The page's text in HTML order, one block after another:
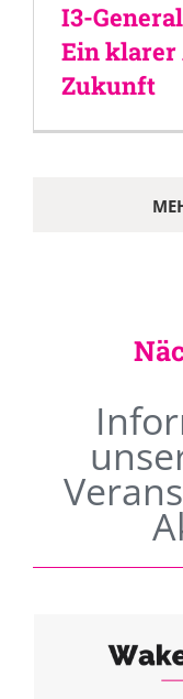
I3-
Ein
Zukunft